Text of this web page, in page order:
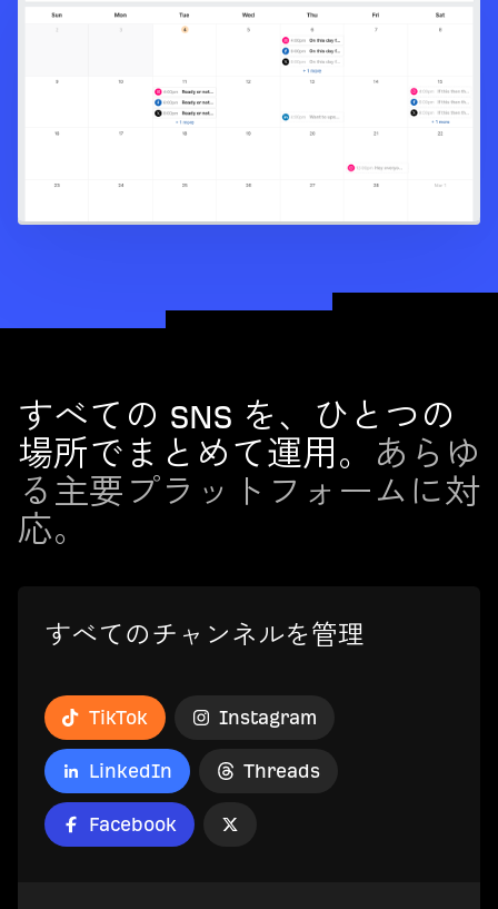
すべての SNS を、ひとつの
場所でまとめて運用。
あらゆ
る主要プラットフォームに対
応。
すべてのチャンネルを管理
TikTok Instagram
LinkedIn Threads
Facebook